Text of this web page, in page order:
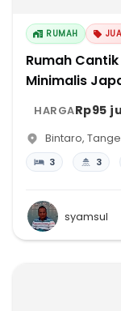
RUMAH
Rumah
Minimalis
HARGARp95
Bintaro,
3 3
syamsul